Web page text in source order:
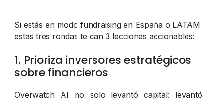
Si estás en modo fundraising en España o LATAM,
estas tres rondas te dan 3 lecciones accionables:
1. Prioriza inversores estratégicos
sobre financieros
Overwatch AI no solo levantó capital: levantó